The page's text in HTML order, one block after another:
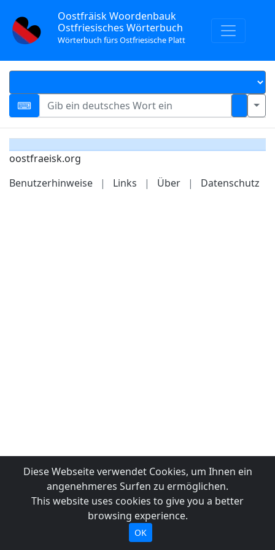
Oostfräisk Woordenbauk
Ostfriesisches Wörterbuch
Wörterbuch fürs Ostfriesische Platt
oostfraeisk.org
Benutzerhinweise
| Links | Über | Datenschutz
Diese Webseite verwendet Cookies, um Ihnen ein
angenehmeres Surfen zu ermöglichen.
This website uses cookies to give you a better
browsing experience.
OK